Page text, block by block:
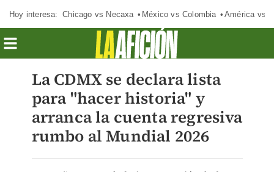
Hoy interesa: Chicago vs Necaxa México vs Colombia América vs
La CDMX se declara lista
para "hacer historia" y
arranca la cuenta regresiva
rumbo al Mundial 2026